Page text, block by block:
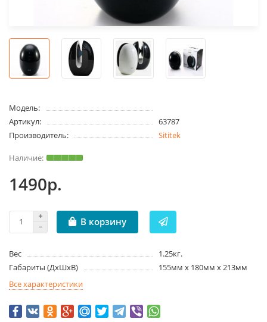
Модель:
Артикул:
63787
Производитель:
Sititek
1490р.
В корзину
Вес
1.25кг.
Габариты (ДxШxВ)
155мм x 180мм x 213мм
Все характеристики